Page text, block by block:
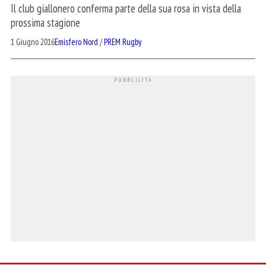
Il club giallonero conferma parte della sua rosa in vista della
prossima stagione
1 Giugno 2016Emisfero Nord /PREM Rugby